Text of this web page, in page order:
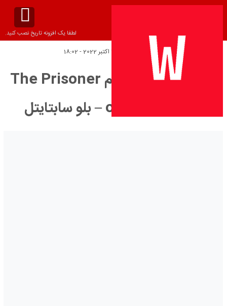
لطفا یک افزونه تاریخ نصب کنید.
تاریخ انتشار:
دانلود زیرنویس فیلم The Prisoner
of Zenda 1937 – بلو سابتايتل